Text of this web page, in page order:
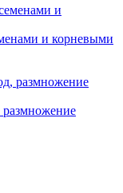
и корневыми
размножение